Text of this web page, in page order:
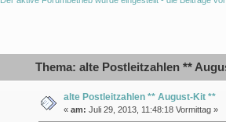
Thema: alte Postleitzahlen **
alte Postleitzahlen ** August-Kit **
« am: Juli 29, 2013, 11:48:18 Vormittag »